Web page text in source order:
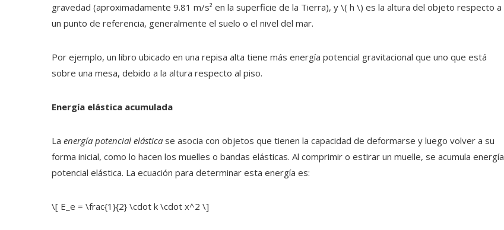
gravedad (aproximadamente 9.81 m/s² en la superficie de la Tierra), y \( h \) es la altura del objeto respecto a
un punto de referencia, generalmente el suelo o el nivel del mar.
Por ejemplo, un libro ubicado en una repisa alta tiene más energía potencial gravitacional que uno que está
sobre una mesa, debido a la altura respecto al piso.
Energía elástica acumulada
La energía potencial elástica se asocia con objetos que tienen la capacidad de deformarse y luego volver a su
forma inicial, como lo hacen los muelles o bandas elásticas. Al comprimir o estirar un muelle, se acumula energía
potencial elástica. La ecuación para determinar esta energía es:
\[ E_e = \frac{1}{2} \cdot k \cdot x^2 \]